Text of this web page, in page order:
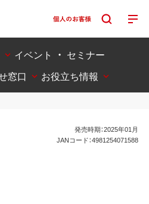
イベント ・ セミナー
窓口
お役立ち情報
発売時期：2025年01月
JANコード：4981254071588